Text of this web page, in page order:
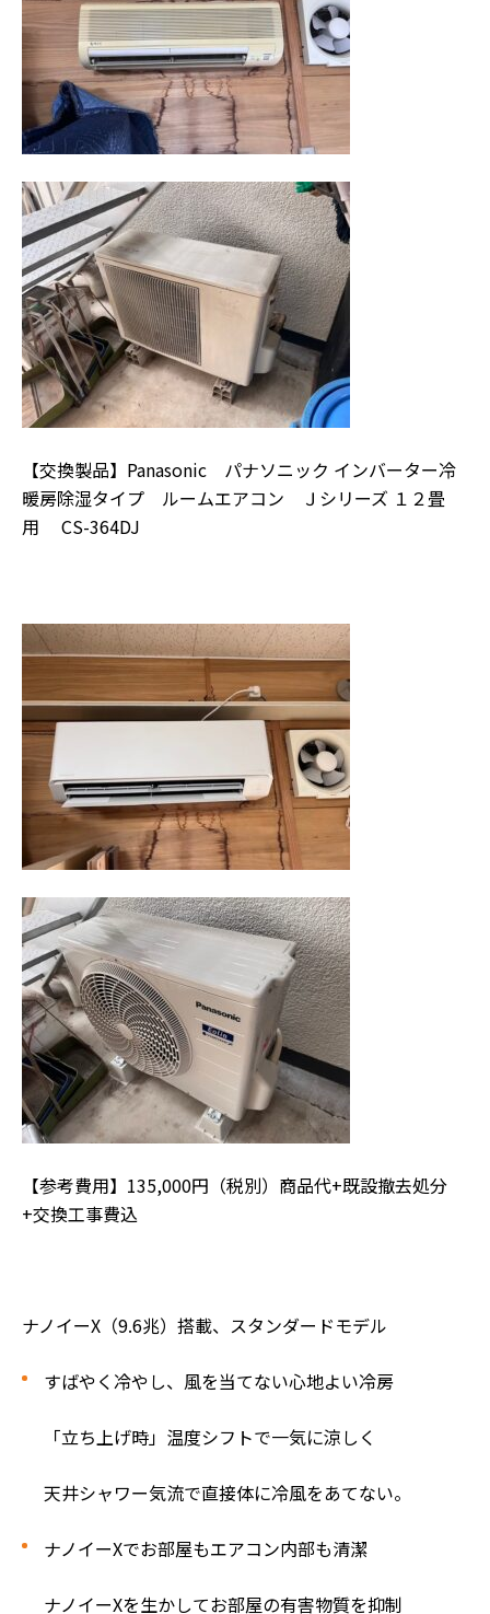
【交換製品】Panasonic パナソニック インバーター冷
暖房除湿タイプ ルームエアコン Ｊシリーズ １２畳
用 CS-364DJ
【参考費用】135,000円（税別）商品代+既設撤去処分
+交換工事費込
ナノイーX（9.6兆）搭載、スタンダードモデル
すばやく冷やし、風を当てない心地よい冷房
「立ち上げ時」温度シフトで一気に涼しく
天井シャワー気流で直接体に冷風をあてない。
ナノイーXでお部屋もエアコン内部も清潔
ナノイーXを生かしてお部屋の有害物質を抑制